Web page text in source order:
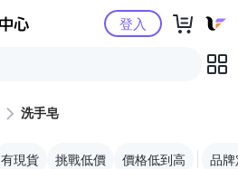
Yahoo購物中心登入
洗手皂
有現貨 挑戰低價 價格低到高 品